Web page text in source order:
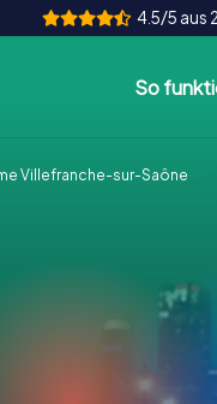
4.5/5 aus
So
Villefranche-sur-Saône